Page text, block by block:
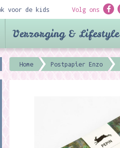
voor de kids Volg ons
Verzorging & Lifestyle
Home Postpapier Enzo